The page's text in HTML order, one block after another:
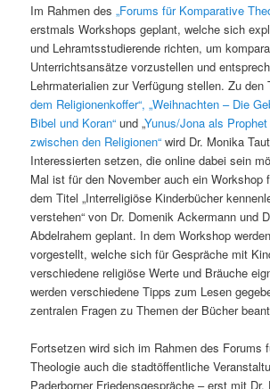
Im Rahmen des„Forums für Komparative
erstmals Workshops geplant, welche sich
und Lehramtsstudierende richten, um
Unterrichtsansätze vorzustellen und
Lehrmaterialien zur Verfügung stellen. Zu
dem Religionenkoffer“, „Weihnachten – Die
Bibel und Koran“ und „Yunus/Jona als
zwischen den Religionen“ wird Dr. Monika
Interessierten setzen, die online dabei sein
Mal ist für den November auch ein Workshop
dem Titel „Interreligiöse Kinderbücher
verstehen“ von Dr. Domenik Ackermann und
Abdelrahem geplant. In dem Workshop
vorgestellt, welche sich für Gespräche mit
verschiedene religiöse Werte und Bräuche
werden verschiedene Tipps zum Lesen
zentralen Fragen zu Themen der Bücher
Fortsetzen wird sich im Rahmen des Forums
Theologie auch die stadtöffentliche
Paderborner Friedensgespräche – erst mit Dr.